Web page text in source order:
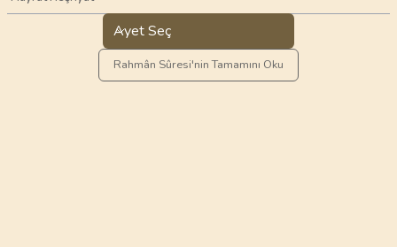
Ayet Seç
Rahmân Sûresi'nin Tamamını Oku